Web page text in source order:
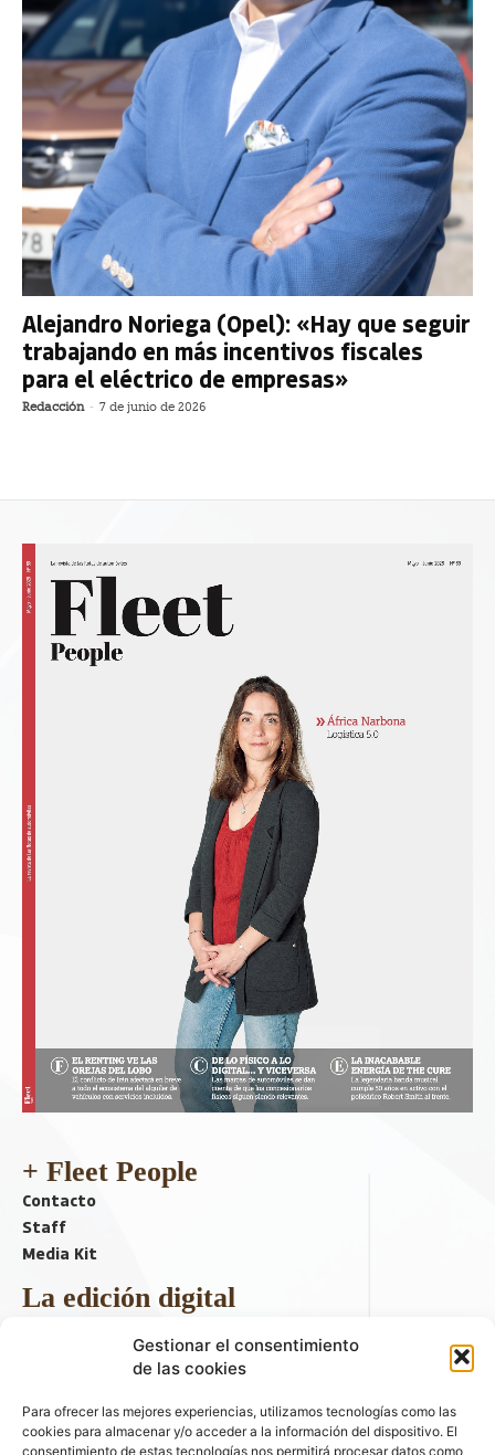
Gestionar el consentimiento
de las cookies
Para ofrecer las mejores experiencias, utilizamos tecnologías como las
cookies para almacenar y/o acceder a la información del dispositivo. El
consentimiento de estas tecnologías nos permitirá procesar datos como
Alejandro Noriega (Opel): «Hay que seguir
trabajando en más incentivos fiscales
para el eléctrico de empresas»
Redacción - 7 de junio de 2026
+ Fleet People
Contacto
Staff
Media Kit
La edición digital
Descargar último ejemplar
ir a hemeroteca
+ Contenido en redes sociales